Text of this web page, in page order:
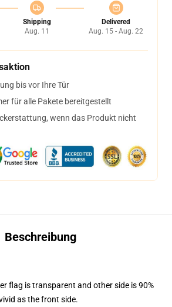
Shipping
Aug. 11
Delivered
Aug. 15 - Aug. 22
bis vor Ihre Tür
für alle Pakete bereitgestellt
wenn das Produkt nicht
Beschreibung
flag is transparent and other side is 90%
as the front side.